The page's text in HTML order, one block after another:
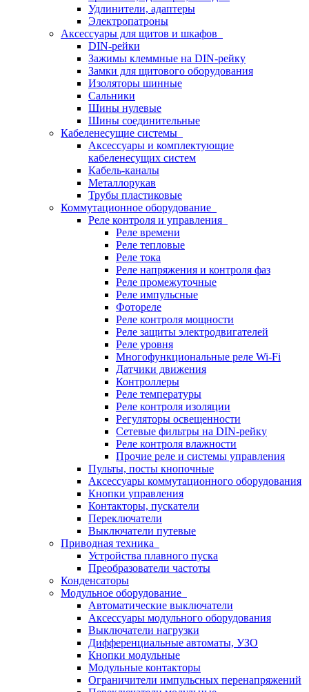
Удлинители, адаптеры
Электропатроны
Аксессуары для щитов и шкафов
DIN-рейки
Зажимы клеммные на DIN-рейку
Замки для щитового оборудования
Изоляторы шинные
Сальники
Шины нулевые
Шины соединительные
Кабеленесущие системы
Аксессуары и комплектующие
кабеленесущих систем
Кабель-каналы
Металлорукав
Трубы пластиковые
Коммутационное оборудование
Реле контроля и управления
Реле времени
Реле тепловые
Реле тока
Реле напряжения и контроля фаз
Реле промежуточные
Реле импульсные
Фотореле
Реле контроля мощности
Реле защиты электродвигателей
Реле уровня
Многофункциональные реле Wi-Fi
Датчики движения
Контроллеры
Реле температуры
Реле контроля изоляции
Регуляторы освещенности
Сетевые фильтры на DIN-рейку
Реле контроля влажности
Прочие реле и системы управления
Пульты, посты кнопочные
Аксессуары коммутационного оборудования
Кнопки управления
Контакторы, пускатели
Переключатели
Выключатели путевые
Приводная техника
Устройства плавного пуска
Преобразователи частоты
Конденсаторы
Модульное оборудование
Автоматические выключатели
Аксессуары модульного оборудования
Выключатели нагрузки
Дифференциальные автоматы, УЗО
Кнопки модульные
Модульные контакторы
Ограничители импульсных перенапряжений